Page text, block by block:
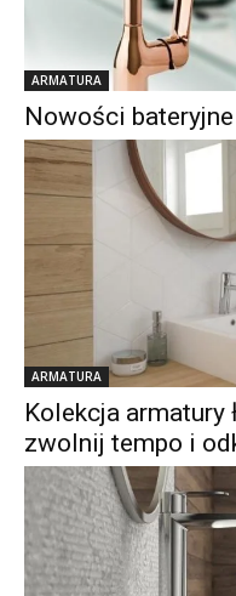
ARMATURA
Nowości
ARMATURA
Kolekcja armatury
zwolnij tempo i